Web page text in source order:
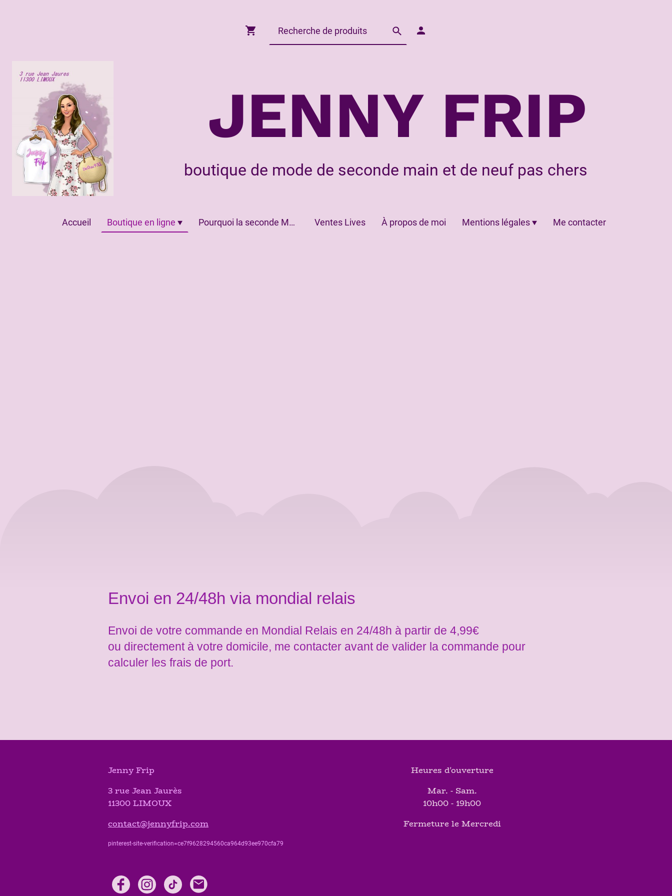
JENNY FRIP
boutique de mode de seconde main et de neuf pas chers
Accueil Boutique en ligne Pourquoi la seconde Main? Ventes Lives À propos de moi Mentions légales Me contacter
Envoi en 24/48h via mondial relais
Envoi de votre commande en Mondial Relais en 24/48h à partir de 4,99€
ou directement à votre domicile, me contacter avant de valider la commande pour
calculer les frais de port.
Jenny Frip
3 rue Jean Jaurès
11300 LIMOUX
contact@jennyfrip.com
pinterest-site-verification=ce7f9628294560ca964d93ee970cfa79
Heures d'ouverture
Mar. - Sam.
10h00 - 19h00
Fermeture le Mercredi